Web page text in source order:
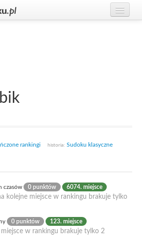
rankingi historia: Sudoku klasyczne
czasów 0 punktów 6074. miejsce
kolejne miejsce w rankingu brakuje tylko
0 punktów 123. miejsce
w rankingu brakuje tylko 2